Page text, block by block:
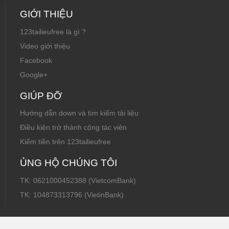
GIỚI THIỆU
123tailieufree là gì ?
Video giới thiệu
Facebook
Google+
GIÚP ĐỠ
Hướng dẫn down và tìm kiếm tài liệu
Điều kiện trở thành cộng tác viên
Kiếm tiền trên 123tailieufree
ỦNG HỘ CHÚNG TÔI
TK: 0621000452388 (VietcomBank)
TK: 104873313796 (VietinBank)